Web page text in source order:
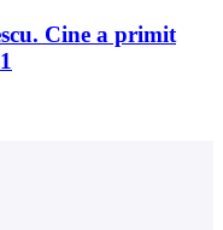
Cine a primit
m Negru